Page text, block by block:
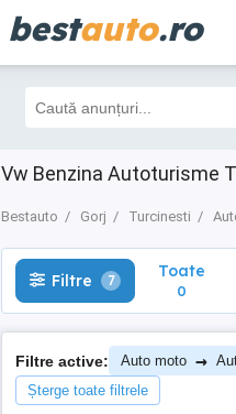
bestauto.ro
Vw Benzina Autoturisme
Bestauto Gorj Turcinesti
Filtre 7 Toate
0
Filtre 7 Toate
0
Filtre active: Auto moto →
Șterge toate filtrele